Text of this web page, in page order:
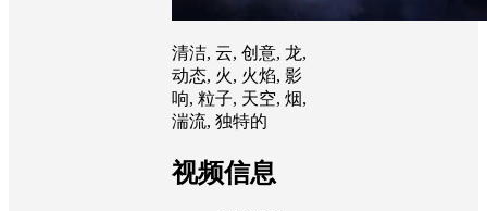
清洁, 云, 创意, 龙,
动态, 火, 火焰, 影
响, 粒子, 天空, 烟,
湍流, 独特的
视频信息